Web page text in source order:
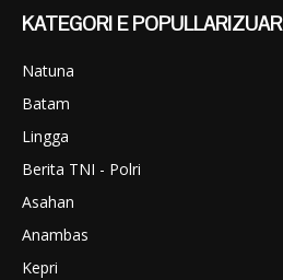
KATEGORI E POPULLARIZUAR
Natuna
Batam
Lingga
Berita TNI - Polri
Asahan
Anambas
Kepri